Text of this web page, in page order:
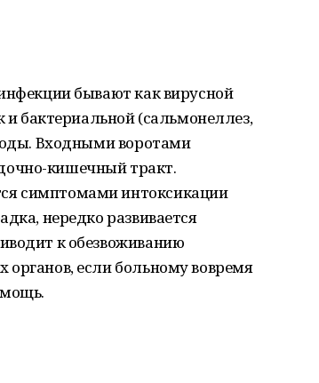
бывают как вирусной
и бактериальной (сальмонеллез,
Входными воротами
кишечный тракт.
симптомами интоксикации
нередко развивается
к обезвоживанию
если больному вовремя